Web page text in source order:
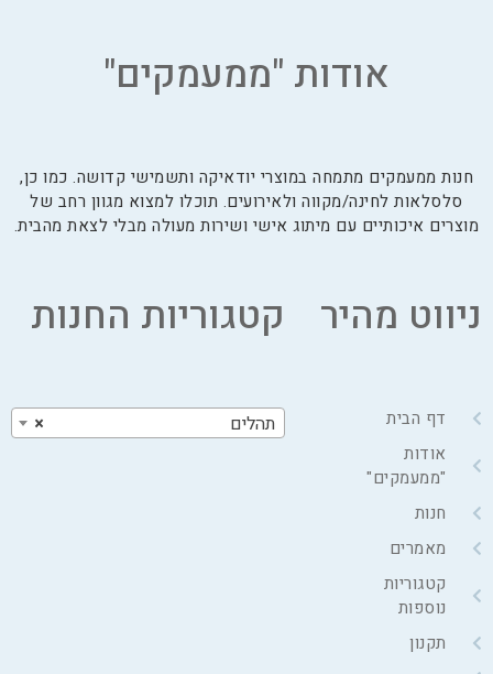
אודות "ממעמקים"
חנות ממעמקים מתמחה במוצרי יודאיקה ותשמישי קדושה. כמו כן,
סלסלאות לחינה/מקווה ולאירועים. תוכלו למצוא מגוון רחב של
מוצרים איכותיים עם מיתוג אישי ושירות מעולה מבלי לצאת מהבית.
ניווט מהיר
דף הבית
אודות
"ממעמקים"
חנות
מאמרים
קטגוריות
נוספות
תקנון
קטגוריות החנות
× תהלים